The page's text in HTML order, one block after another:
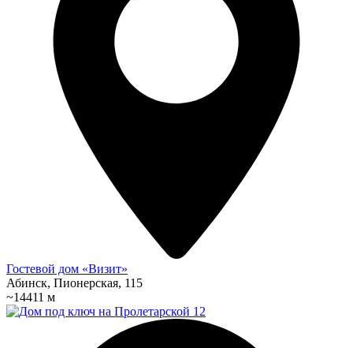
Гостевой дом «Визит»
Абинск, Пионерская, 115
~14411 м